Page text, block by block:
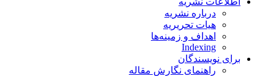
درباره نشریه
هیات تحریریه
اهداف و زمینه‌ها
Indexing
برای نویسندگان
راهنمای نگارش مقاله